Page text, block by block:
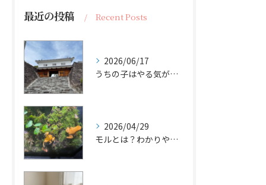
最近の投稿 Recent Posts
2026/06/17
うちの子はやる気がありません。どうすればいいですか？
2026/04/29
モルとは？わかりやすく解説｜10分で理解して計算できるようになる高校化学の基本